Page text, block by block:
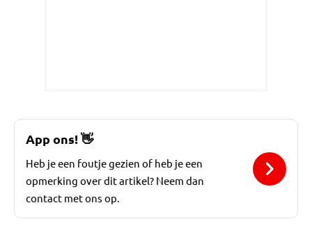
App ons!👋
Heb je een foutje gezien of heb je een
opmerking over dit artikel? Neem dan
contact met ons op.